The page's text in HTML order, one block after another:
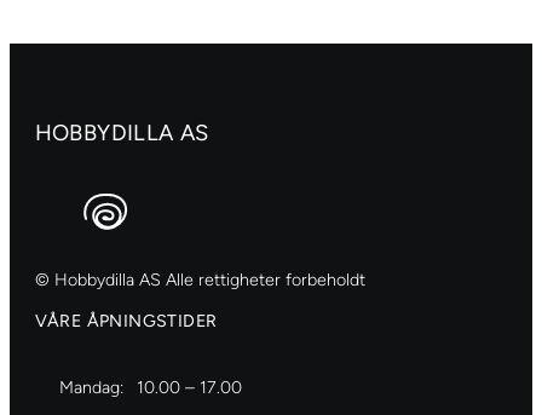
HOBBYDILLA AS
© Hobbydilla AS Alle rettigheter forbeholdt
VÅRE ÅPNINGSTIDER
Mandag: 10.00 – 17.00